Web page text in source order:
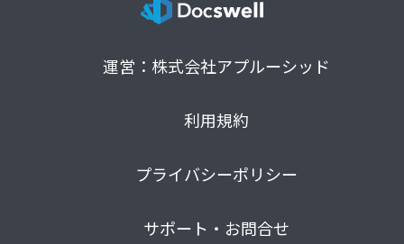
運営：株式会社アプルーシッド
利用規約
プライバシーポリシー
サポート・お問合せ